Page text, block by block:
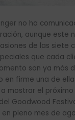
no ha
aunque este
de las siete
que cada
son ya más
en firme una de
mostrar el próximo
Goodwood
pleno mes de